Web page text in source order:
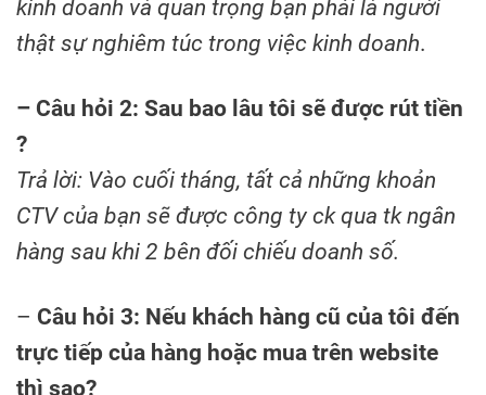
kinh doanh và quan trọng bạn phải là người
thật sự nghiêm túc trong việc kinh doanh.
– Câu hỏi 2: Sau bao lâu tôi sẽ được rút tiền
?
Trả lời: Vào cuối tháng, tất cả những khoản
CTV của bạn sẽ được công ty ck qua tk ngân
hàng sau khi 2 bên đối chiếu doanh số.
– Câu hỏi 3: Nếu khách hàng cũ của tôi đến
trực tiếp của hàng hoặc mua trên website
thì sao?